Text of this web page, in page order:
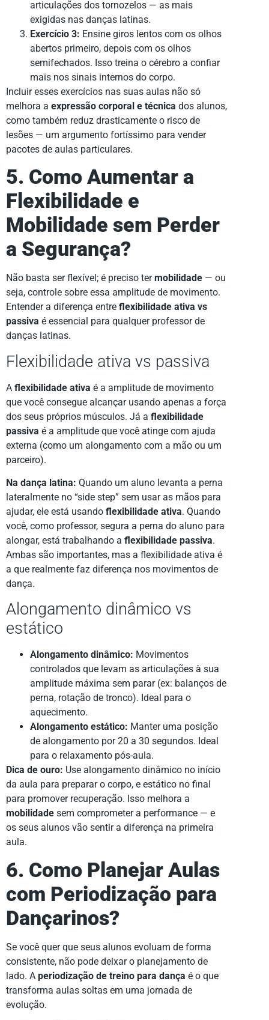
articulações dos tornozelos — as mais
exigidas nas danças latinas.
Exercício 3: Ensine giros lentos com os olhos
abertos primeiro, depois com os olhos
semifechados. Isso treina o cérebro a confiar
mais nos sinais internos do corpo.
Incluir esses exercícios nas suas aulas não só
melhora a expressão corporal e técnica dos alunos,
como também reduz drasticamente o risco de
lesões — um argumento fortíssimo para vender
pacotes de aulas particulares.
5. Como Aumentar a
Flexibilidade e
Mobilidade sem Perder
a Segurança?
Não basta ser flexível; é preciso termobilidade — ou
seja, controle sobre essa amplitude de movimento.
Entender a diferença entre flexibilidade ativa vs
passiva é essencial para qualquer professor de
danças latinas.
Flexibilidade ativa vs passiva
A flexibilidade ativa é a amplitude de movimento
que você consegue alcançar usando apenas a força
dos seus próprios músculos. Já a flexibilidade
passiva é a amplitude que você atinge com ajuda
externa (como um alongamento com a mão ou um
parceiro).
Na dança latina: Quando um aluno levanta a perna
lateralmente no “side step” sem usar as mãos para
ajudar, ele está usando flexibilidade ativa. Quando
você, como professor, segura a perna do aluno para
alongar, está trabalhando a flexibilidade passiva.
Ambas são importantes, mas a flexibilidade ativa é
a que realmente faz diferença nos movimentos de
dança.
Alongamento dinâmico vs
estático
Alongamento dinâmico: Movimentos
controlados que levam as articulações à sua
amplitude máxima sem parar (ex: balanços de
perna, rotação de tronco). Ideal para o
aquecimento.
Alongamento estático: Manter uma posição
de alongamento por 20 a 30 segundos. Ideal
para o relaxamento pós-aula.
Dica de ouro: Use alongamento dinâmico no início
da aula para preparar o corpo, e estático no final
para promover recuperação. Isso melhora a
mobilidade sem comprometer a performance — e
os seus alunos vão sentir a diferença na primeira
aula.
6. Como Planejar Aulas
com Periodização para
Dançarinos?
Se você quer que seus alunos evoluam de forma
consistente, não pode deixar o planejamento de
lado. A periodização de treino para dança é o que
transforma aulas soltas em uma jornada de
evolução.